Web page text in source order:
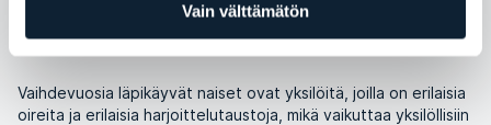
Vain välttämätön
harjoittelun laatua. ”
Vaihdevuosia läpikäyvät naiset ovat yksilöitä, joilla on erilaisia
oireita ja erilaisia harjoittelutaustoja, mikä vaikuttaa yksilöllisiin